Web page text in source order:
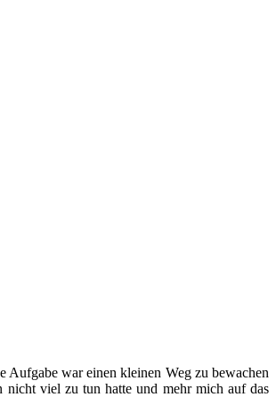
Aufgabe war einen kleinen Weg zu bewachen
nicht viel zu tun hatte und mehr mich auf das